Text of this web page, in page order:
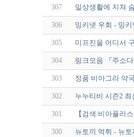
307 일상생활에 지쳐
306 밍키넷 우회 - 밍
305 미프진을 어디서
304 링크모음 『주소
303 정품 비아그라 약
302 누누티비 시즌2 최
301 【검색:비아플러
300 뉴토끼 먹튀 - 뉴